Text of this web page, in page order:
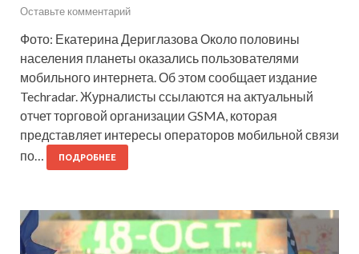
Оставьте комментарий
Фото: Екатерина Дериглазова Около половины
населения планеты оказались пользователями
мобильного интернета. Об этом сообщает издание
Techradar. Журналисты ссылаются на актуальный
отчет торговой организации GSMA, которая
представляет интересы операторов мобильной связи
по…
ПОДРОБНЕЕ